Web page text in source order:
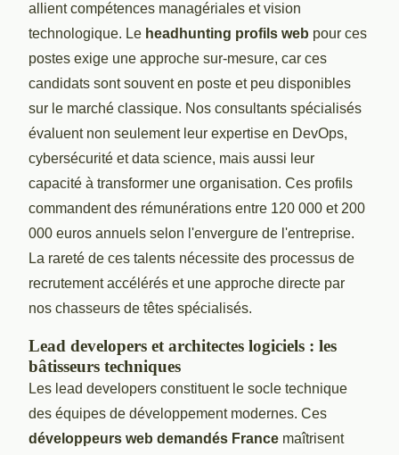
allient compétences managériales et vision
technologique. Le headhunting profils web pour ces
postes exige une approche sur-mesure, car ces
candidats sont souvent en poste et peu disponibles
sur le marché classique. Nos consultants spécialisés
évaluent non seulement leur expertise en DevOps,
cybersécurité et data science, mais aussi leur
capacité à transformer une organisation. Ces profils
commandent des rémunérations entre 120 000 et 200
000 euros annuels selon l'envergure de l'entreprise.
La rareté de ces talents nécessite des processus de
recrutement accélérés et une approche directe par
nos chasseurs de têtes spécialisés.
Lead developers et architectes logiciels : les
bâtisseurs techniques
Les lead developers constituent le socle technique
des équipes de développement modernes. Ces
développeurs web demandés France maîtrisent